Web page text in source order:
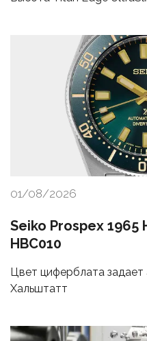
01/08/2026
Seiko Prospex 1965
HBC010
Цвет циферблата
Хальштатт